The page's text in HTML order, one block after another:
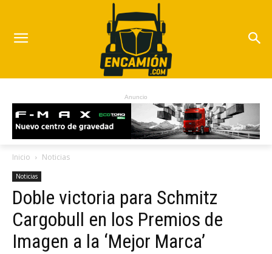
Anuncio
Inicio Noticias
Noticias
Doble victoria para Schmitz
Cargobull en los Premios de
Imagen a la ‘Mejor Marca’